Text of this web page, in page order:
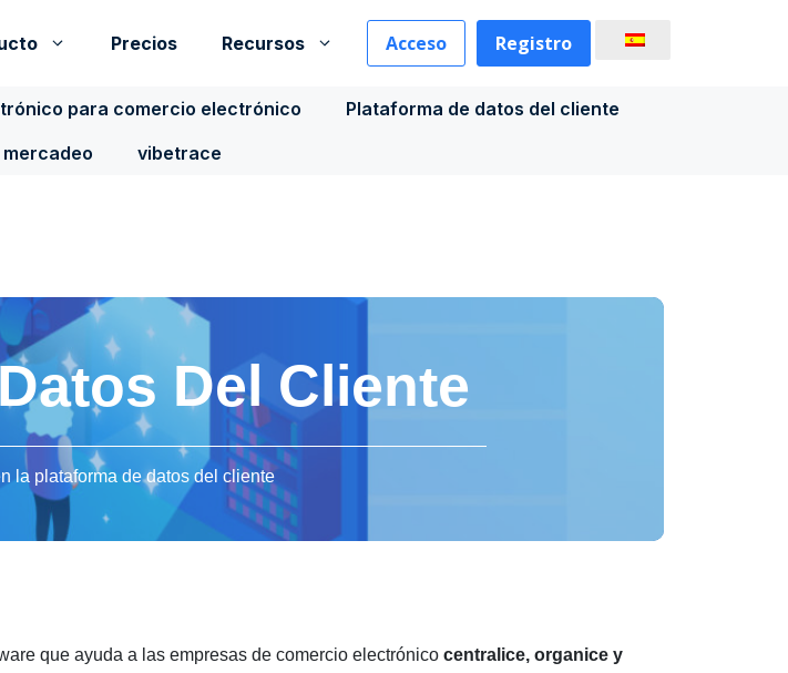
Precios Recursos Acceso Registro
para comercio electrónico
Plataforma de datos del cliente
vibetrace
Del Cliente
la plataforma de datos del cliente
que ayuda a las empresas de comercio electrónico centralice, organice y